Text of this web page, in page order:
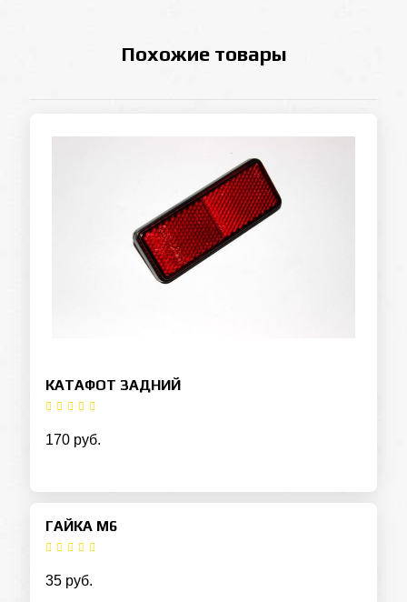
Похожие товары
КАТАФОТ ЗАДНИЙ
170 руб.
ГАЙКА М6
35 руб.